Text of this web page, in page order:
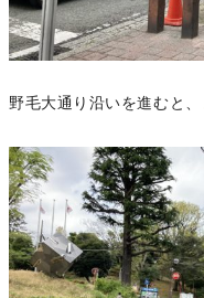
野毛大通り沿いを進むと、